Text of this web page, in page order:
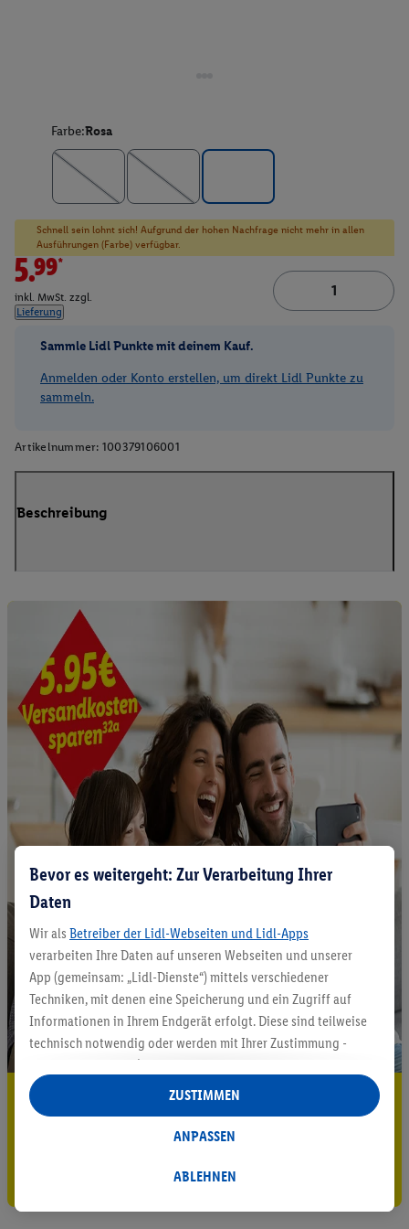
Farbe:Rosa
Schnell sein lohnt sich! Aufgrund der hohen Nachfrage nicht mehr in allen
Ausführungen (Farbe) verfügbar.
5.99*
inkl. MwSt. zzgl.
Lieferung
Sammle Lidl Punkte mit deinem Kauf.
Anmelden oder Konto erstellen, um direkt Lidl Punkte zu
sammeln.
Artikelnummer: 100379106001
Beschreibung
5.95 € Versand sparen³²ᵃ
Jetzt zum Newsletter anmelden
Gutschein sichern!
Bevor es weitergeht: Zur Verarbeitung Ihrer
Daten
Wir als Betreiber der Lidl-Webseiten und Lidl-Apps
verarbeiten Ihre Daten auf unseren Webseiten und unserer
App (gemeinsam: „Lidl-Dienste“) mittels verschiedener
Techniken, mit denen eine Speicherung und ein Zugriff auf
Informationen in Ihrem Endgerät erfolgt. Diese sind teilweise
technisch notwendig oder werden mit Ihrer Zustimmung -
auch durch Partner (u.a.
Verantwortliche; im Zusammenhang mit dem IAB TCF
insgesamt
Statistik-Erstellung oder für personalisierte Werbung
Datenverarbeitungen für personalisierte Werbung werden
ABLEHNEN
ANPASSEN
ZUSTIMMEN